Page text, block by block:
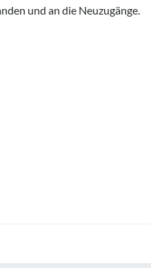
und an die Neuzugänge.